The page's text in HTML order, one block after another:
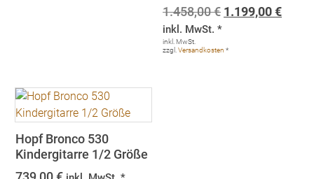
1.458,00€ Ursprünglicher
war:
1.199,00€
inkl. MwSt. *
inkl. MwSt.
zzgl.Versandkosten *
Hopf Bronco 530
Kindergitarre 1/2 Größe